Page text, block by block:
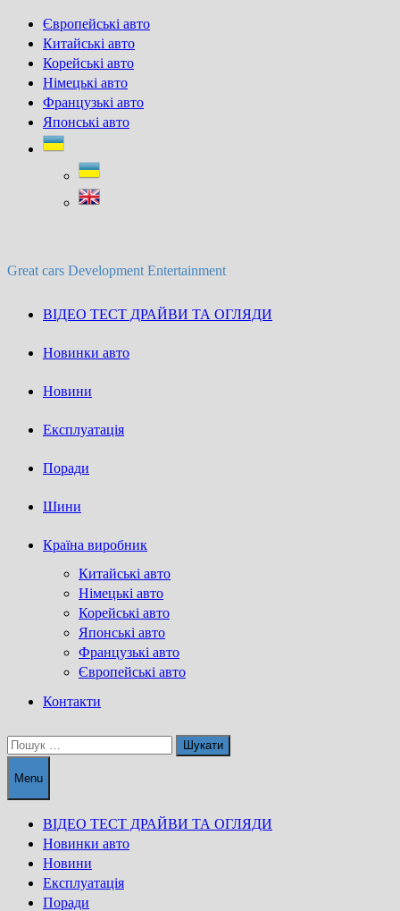
Skip
content
Європейські авто
Китайські авто
Корейські авто
Німецькі авто
Французькі авто
Японські авто
Great cars Development Entertainment
ВІДЕО ТЕСТ ДРАЙВИ ТА ОГЛЯДИ
Новинки авто
Новини
Експлуатація
Поради
Шини
Країна виробник
Китайські авто
Німецькі авто
Корейські авто
Японські авто
Французькі авто
Європейські авто
Контакти
Пошук:
Menu
ВІДЕО ТЕСТ ДРАЙВИ ТА ОГЛЯДИ
Новинки авто
Новини
Експлуатація
Поради